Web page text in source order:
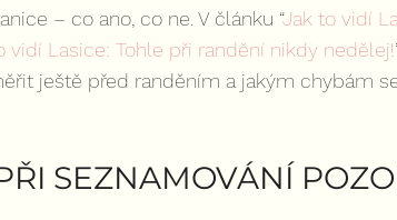
– co ano, co ne. V článku “Jak to vidí
vidí Lasice: Tohle při randění nikdy nedělej!
ještě před randěním a jakým chybám
SEZNAMOVÁNÍ